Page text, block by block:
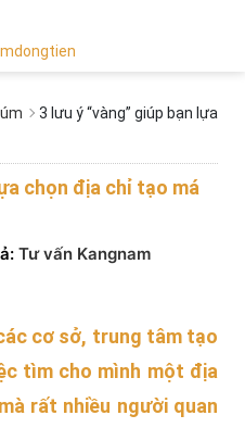
3 lưu ý “vàng” giúp bạn lựa
chọn địa chỉ tạo má
Tư vấn Kangnam
cơ sở, trung tâm tạo
tìm cho mình một địa
rất nhiều người quan